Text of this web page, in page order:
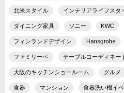
北米スタイル インテリアライフスタ
ダイニング家具 ソニー KWC
フィンランドデザイン Hansgrohe
ファミリーベ テーブルコーディネー
大阪のキッチンショールーム グルメ
食器 マンション 食器洗い機イ